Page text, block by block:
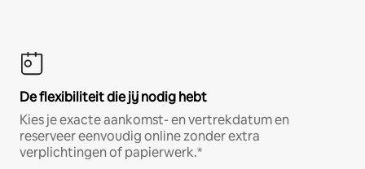
De flexibiliteit die jij nodig hebt
Kies je exacte aankomst- en vertrekdatum en
reserveer eenvoudig online zonder extra
verplichtingen of papierwerk.*